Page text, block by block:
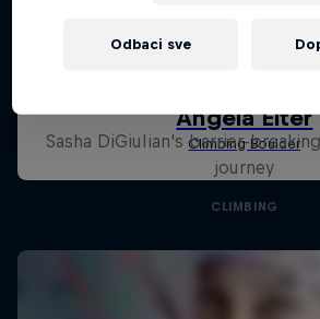
Sasha DiGiulian's barrier-
journey
CLIMBING
Odbaci sve